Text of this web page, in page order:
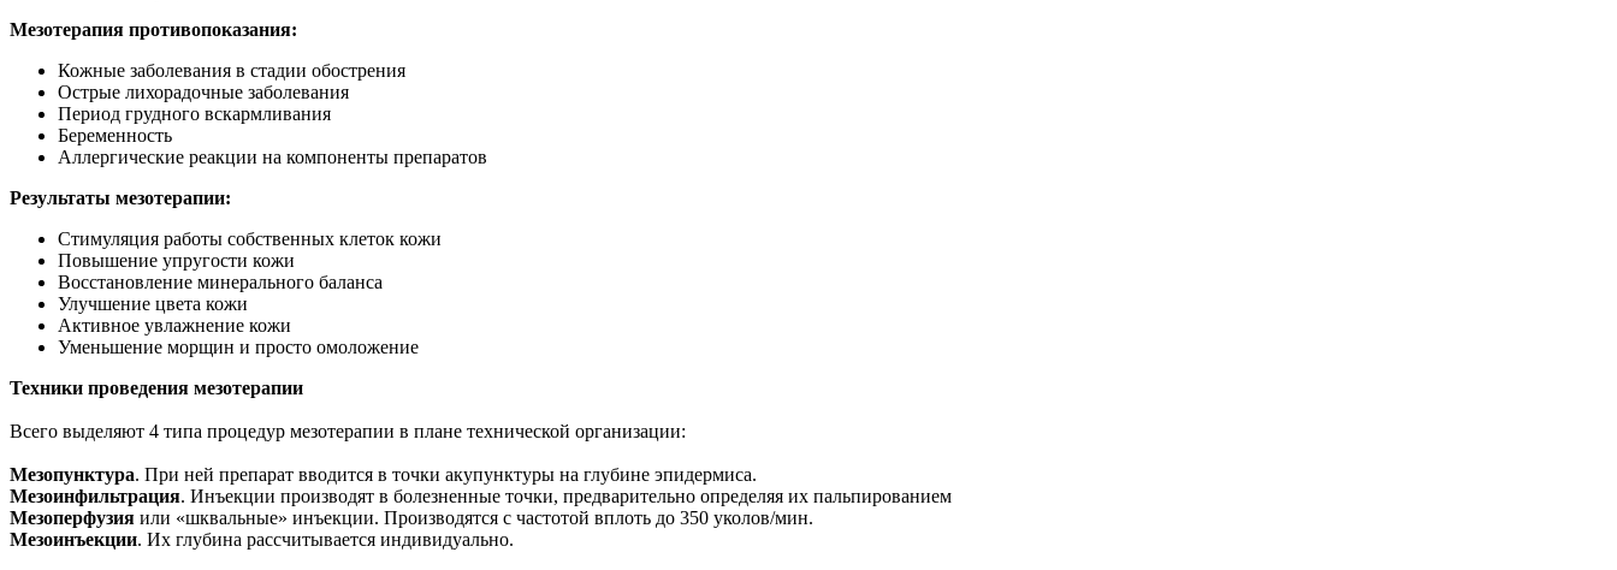
Мезотерапия противопоказания:
Кожные заболевания в стадии обострения
Острые лихорадочные заболевания
Период грудного вскармливания
Беременность
Аллергические реакции на компоненты препаратов
Результаты мезотерапии:
Стимуляция работы собственных клеток кожи
Повышение упругости кожи
Восстановление минерального баланса
Улучшение цвета кожи
Активное увлажнение кожи
Уменьшение морщин и просто омоложение
Техники проведения мезотерапии
Всего выделяют 4 типа процедур мезотерапии в плане технической организации:
Мезопунктура. При ней препарат вводится в точки акупунктуры на глубине эпидермиса.
Мезоинфильтрация. Инъекции производят в болезненные точки, предварительно определяя их пальпированием
Мезоперфузия или «шквальные» инъекции. Производятся с частотой вплоть до 350 уколов/мин.
Мезоинъекции. Их глубина рассчитывается индивидуально.